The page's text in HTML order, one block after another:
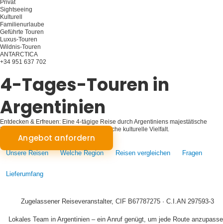
Privat
Sightseeing
Kulturell
Familienurlaube
Geführte Touren
Luxus-Touren
Wildnis-Touren
ANTARCTICA
+34 951 637 702
4-Tages-Touren in
Argentinien
Entdecken & Erfreuen: Eine 4-tägige Reise durch Argentiniens majestätische
Landschaften, pulsierende Städte und reiche kulturelle Vielfalt.
Angebot anfordern
Unsere Reisen Welche Region Reisen vergleichen Fragen
Lieferumfang
Zugelassener Reiseveranstalter, CIF B67787275 · C.I.AN 297593-3
Lokales Team in Argentinien – ein Anruf genügt, um jede Route